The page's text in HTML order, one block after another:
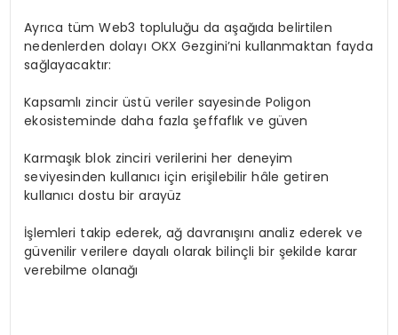
Ayrıca tüm Web3 topluluğu da aşağıda belirtilen
nedenlerden dolayı OKX Gezgini’ni kullanmaktan fayda
sağlayacaktır:
Kapsamlı zincir üstü veriler sayesinde Poligon
ekosisteminde daha fazla şeffaflık ve güven
Karmaşık blok zinciri verilerini her deneyim
seviyesinden kullanıcı için erişilebilir hâle getiren
kullanıcı dostu bir arayüz
İşlemleri takip ederek, ağ davranışını analiz ederek ve
güvenilir verilere dayalı olarak bilinçli bir şekilde karar
verebilme olanağı